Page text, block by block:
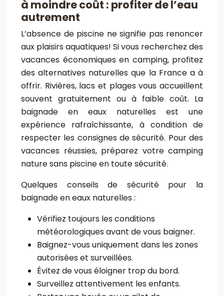
à moindre coût : profiter de l’eau
autrement
L’absence de piscine ne signifie pas renoncer
aux plaisirs aquatiques! Si vous recherchez des
vacances économiques en camping, profitez
des alternatives naturelles que la France a à
offrir. Rivières, lacs et plages vous accueillent
souvent gratuitement ou à faible coût. La
baignade en eaux naturelles est une
expérience rafraîchissante, à condition de
respecter les consignes de sécurité. Pour des
vacances réussies, préparez votre camping
nature sans piscine en toute sécurité.
Quelques conseils de sécurité pour la
baignade en eaux naturelles :
Vérifiez toujours les conditions
météorologiques avant de vous baigner.
Baignez-vous uniquement dans les zones
autorisées et surveillées.
Évitez de vous éloigner trop du bord.
Surveillez attentivement les enfants.